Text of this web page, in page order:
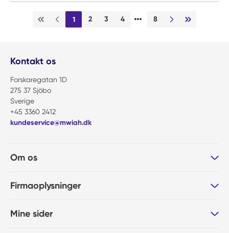
Første sideForrige side
1 2 3 4 … 8
Næste sideSidste side
Kontakt os
Forskaregatan 1D
275 37 Sjöbo
Sverige
+45 3360 2412
kundeservice@mwiah.dk
Om os
Firmaoplysninger
Mine sider